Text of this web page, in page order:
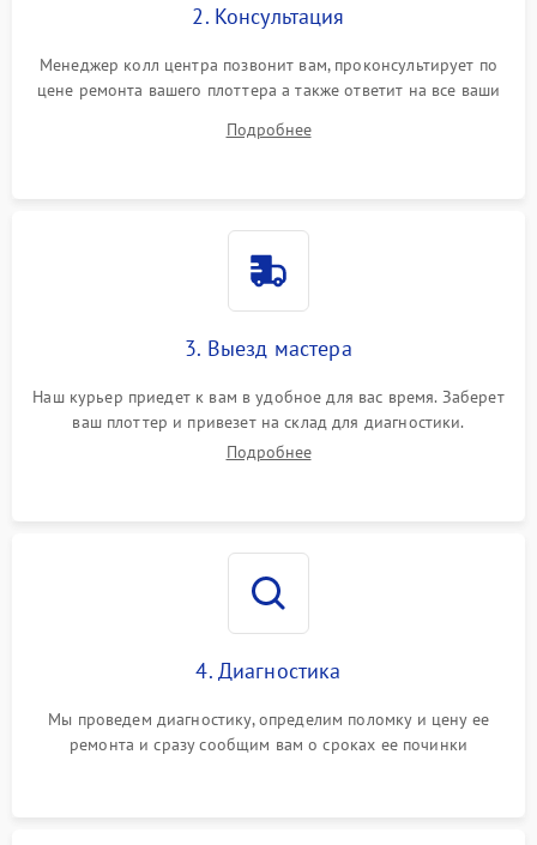
2. Консультация
Менеджер колл центра позвонит вам, проконсультирует по
цене ремонта вашего плоттера а также ответит на все ваши
Подробнее
3. Выезд мастера
Наш курьер приедет к вам в удобное для вас время. Заберет
ваш плоттер и привезет на склад для диагностики.
Подробнее
4. Диагностика
Мы проведем диагностику, определим поломку и цену ее
ремонта и сразу сообщим вам о сроках ее починки